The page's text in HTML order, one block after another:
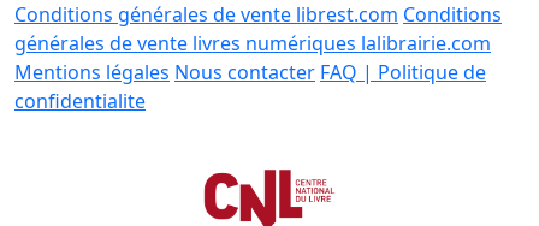
Conditions générales de vente librest.com Conditions
générales de vente livres numériques lalibrairie.com
Mentions légales Nous contacter FAQ | Politique de
confidentialite